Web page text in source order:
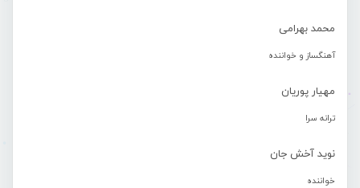
محمد بهرامی
آهنگساز و خواننده
مهیار پوریان
ترانه سرا
نوید آخش جان
خواننده